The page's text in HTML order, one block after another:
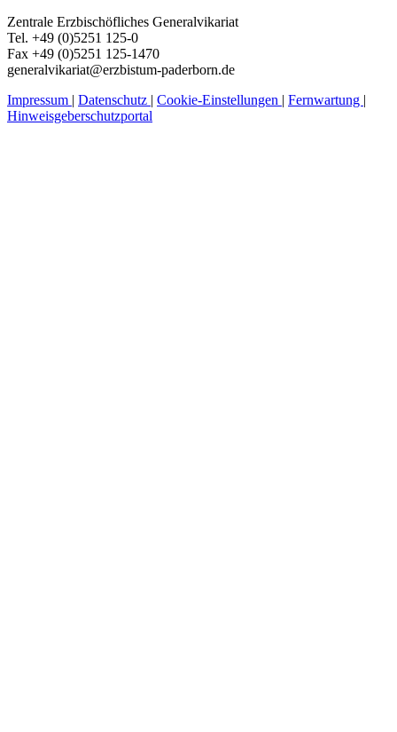
Zentrale Erzbischöfliches Generalvikariat
Tel. +49 (0)5251 125-0
Fax +49 (0)5251 125-1470
generalvikariat@erzbistum-paderborn.de
Impressum | Datenschutz | Cookie-Einstellungen | Fernwartung |
Hinweisgeberschutzportal